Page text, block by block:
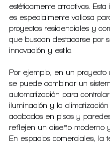
estéticamente atractivos. Esta
es especialmente valiosa
proyectos residenciales y
que buscan destacarse por
innovación y estilo.
Por ejemplo, en un proyecto
se puede combinar un
automatización para
iluminación y la climatización
acabados en pisos y
reflejen un diseño moderno
En espacios comerciales, la